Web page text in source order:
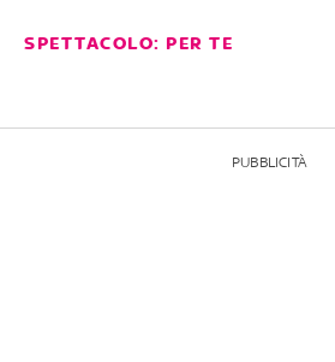
SPETTACOLO: PER TE
PUBBLICITÀ